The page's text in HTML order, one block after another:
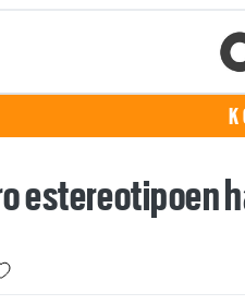
estereotipoen